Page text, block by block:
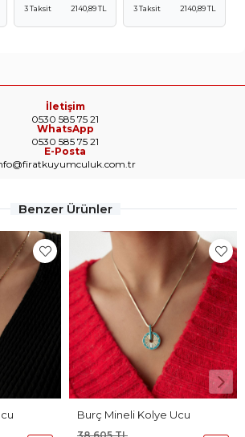
3 Taksit
2140,89 TL
3 Taksit
2140,89 TL
İletişim
0530 585 75 21
WhatsApp
0530 585 75 21
E-Posta
Benzer Ürünler
Mineli Kolye Ucu